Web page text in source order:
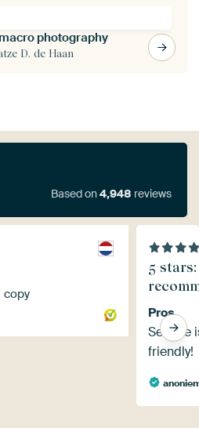
photography
D. de Haan
Based on4,948 reviews
copy
5
Pros
Service
friendly!